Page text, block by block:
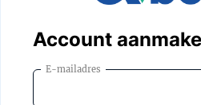
Account
E-mailadres